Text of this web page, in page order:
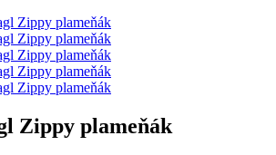
Zippy plameňák